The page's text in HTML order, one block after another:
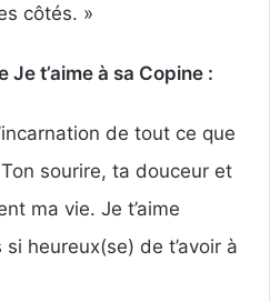
côtés. »
Je t’aime à sa Copine :
de tout ce que
sourire, ta douceur et
ma vie. Je t’aime
heureux(se) de t’avoir à